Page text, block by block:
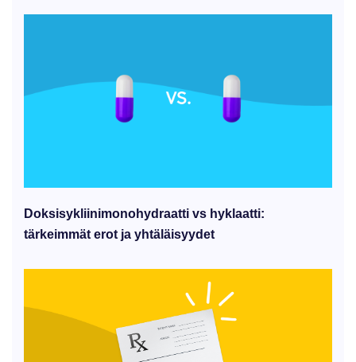
Doksisykliinimonohydraatti vs hyklaatti:
tärkeimmät erot ja yhtäläisyydet